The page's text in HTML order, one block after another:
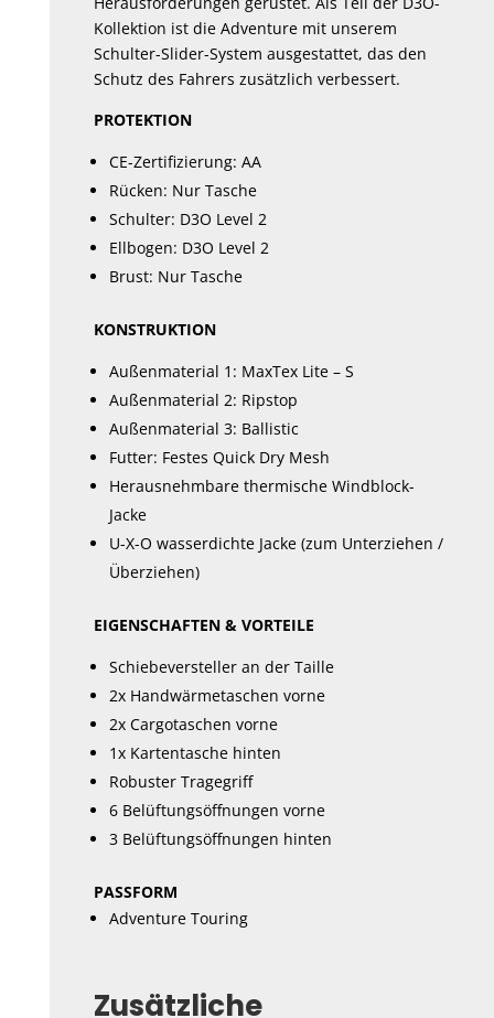
Kollektion ist die Adventure mit unserem
Schulter-Slider-System ausgestattet, das den
Schutz des Fahrers zusätzlich verbessert.
PROTEKTION
CE-Zertifizierung: AA
Rücken: Nur Tasche
Schulter: D3O Level 2
Ellbogen: D3O Level 2
Brust: Nur Tasche
KONSTRUKTION
Außenmaterial 1: MaxTex Lite – S
Außenmaterial 2: Ripstop
Außenmaterial 3: Ballistic
Futter: Festes Quick Dry Mesh
Herausnehmbare thermische Windblock-
Jacke
U-X-O wasserdichte Jacke (zum Unterziehen /
Überziehen)
EIGENSCHAFTEN & VORTEILE
Schiebeversteller an der Taille
2x Handwärmetaschen vorne
2x Cargotaschen vorne
1x Kartentasche hinten
Robuster Tragegriff
6 Belüftungsöffnungen vorne
3 Belüftungsöffnungen hinten
PASSFORM
Adventure Touring
Zusätzliche